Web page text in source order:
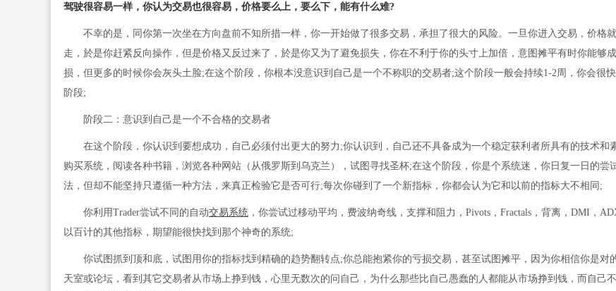
驾驶很容易一样，你认为交易也很容易，价格要么上，要么下，能有什么难?
不幸的是，同你第一次坐在方向盘前不知所措一样，你一开始做了很多交易，承担了很大的风险。一旦你进入交易，价格
走，於是你赶紧反向操作，但是价格又反过来了，於是你又为了避免损失，你在不利于你的头寸上加倍，意图摊平有时你能够
损，但更多的时候你会灰头土脸;在这个阶段，你根本没意识到自己是一个不称职的交易者;这个阶段一般会持续1-2周，你会很
阶段;
阶段二：意识到自己是一个不合格的交易者
在这个阶段，你认识到要想成功，自己必须付出更大的努力;你认识到，自己还不具备成为一个稳定获利者所具有的技术和
购买系统，阅读各种书籍，浏览各种网站（从俄罗斯到乌克兰），试图寻找圣杯;在这个阶段，你是个系统迷，你日复一日的尝
法，但却不能坚持只遵循一种方法，来真正检验它是否可行;每次你碰到了一个新指标，你都会认为它和以前的指标大不相同;
你利用Trader尝试不同的自动交易系统，你尝试过移动平均，费波纳奇线，支撑和阻力，Pivots，Fractals，背离，DMI，
以百计的其他指标，期望能很快找到那个神奇的系统;
你试图抓到顶和底，试图用你的指标找到精确的趋势翻转点;你总能抱紧你的亏损交易，甚至试图摊平，因为你相信你是对
天室或论坛，看到其它交易者从市场上挣到钱，心里无数次的问自己，为什么那些比自己愚蠢的人都能从市场挣到钱，而自己